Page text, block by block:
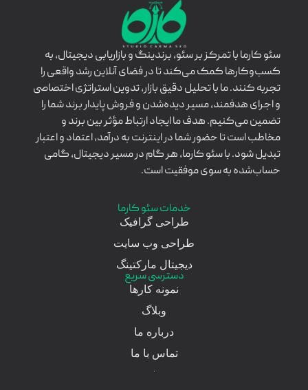
سئو کارما با تمرکز بر سئو، برندینگ و بازاریابی دیجیتال، به
کسب‌وکارها کمک می‌کند تا در فضای آنلاین رشد واقعی را
تجربه کنند. ما با تحلیل دقیق بازار، تدوین استراتژی اختصاصی
و اجرای هدفمند، مسیر دیده‌شدن و فروش پایدار برند شما را
تضمین می‌کنیم. هدف ما ایجاد ارتباط مؤثر بین برند و
مخاطب است تا حضور شما در اینترنت به درآمد، اعتماد و اعتبار
تبدیل شود. با سئو کارما، هر گام در مسیر دیجیتال، گامی
حساب‌شده به سوی موفقیت است.
خدمات سئو کارما
طراحی گرافیک
طراحی وب سایت
دیجیتال مارکتینگ
دسترسی سریع
نمونه کارها
وبلاگ
درباره ما
تماس با ما